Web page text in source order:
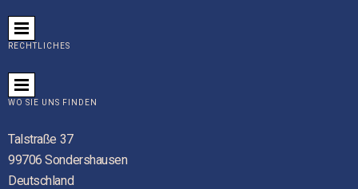
RECHTLICHES
WO SIE UNS FINDEN
Talstraße 37
99706 Sondershausen
Deutschland